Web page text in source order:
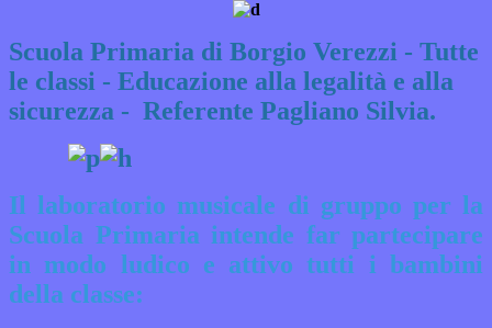
Scuola Primaria di Borgio Verezzi - Tutte
le classi - Educazione alla legalità e alla
sicurezza - Referente Pagliano Silvia.
Il laboratorio musicale di gruppo per la
Scuola Primaria intende far partecipare
in modo ludico e attivo tutti i bambini
della classe: